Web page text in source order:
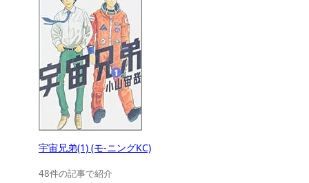
宇宙兄弟(1) (モ-ニングKC)
48件の記事で紹介